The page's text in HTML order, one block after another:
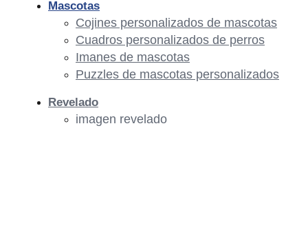
Mascotas
Cojines personalizados de mascotas
Cuadros personalizados de perros
Imanes de mascotas
Puzzles de mascotas personalizados
Revelado
imagen revelado